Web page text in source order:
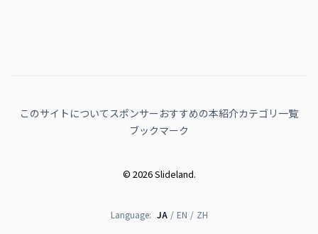
このサイトについて スポンサーおすすめの本紹介カテゴリ一覧
ブックマーク
© 2026 Slideland.
Language: JA / EN / ZH